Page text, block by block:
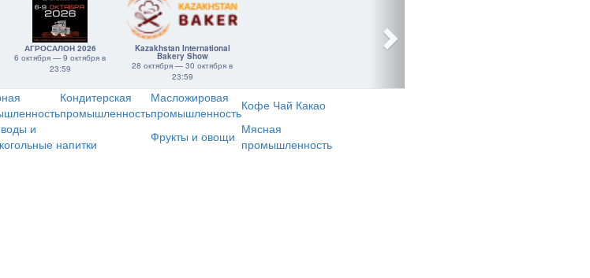
АГРОСАЛОН 2026
6 октября — 9 октября в
23:59
Kazakhstan International
Bakery Show
28 октября — 30 октября в
23:59
Кондитерская
промышленность
Масложировая
промышленностьКофе Чай Какао
и
напитки
Фрукты и овощи Мясная
промышленность